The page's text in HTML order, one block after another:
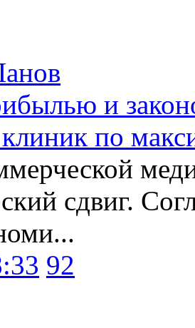
и
клиник по
сдвиг.
92